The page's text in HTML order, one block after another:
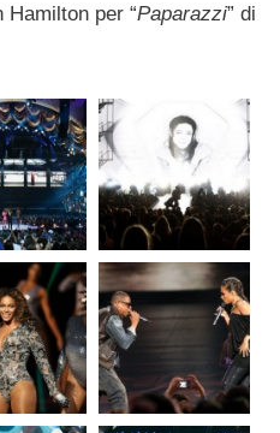
Hamilton per “Paparazzi” di